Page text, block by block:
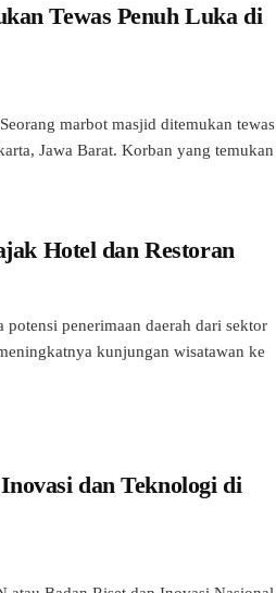
Tewas Penuh Luka di
marbot masjid ditemukan tewas
Jawa Barat. Korban yang temukan
Hotel dan Restoran
penerimaan daerah dari sektor
kunjungan wisatawan ke
dan Teknologi di